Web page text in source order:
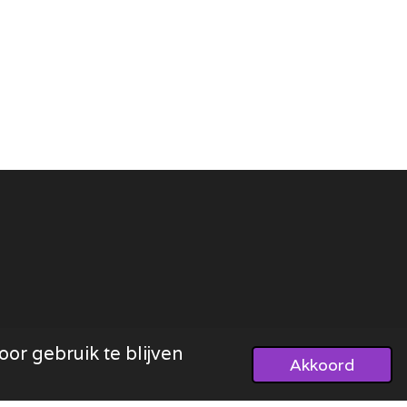
gebruik te blijven Akkoord